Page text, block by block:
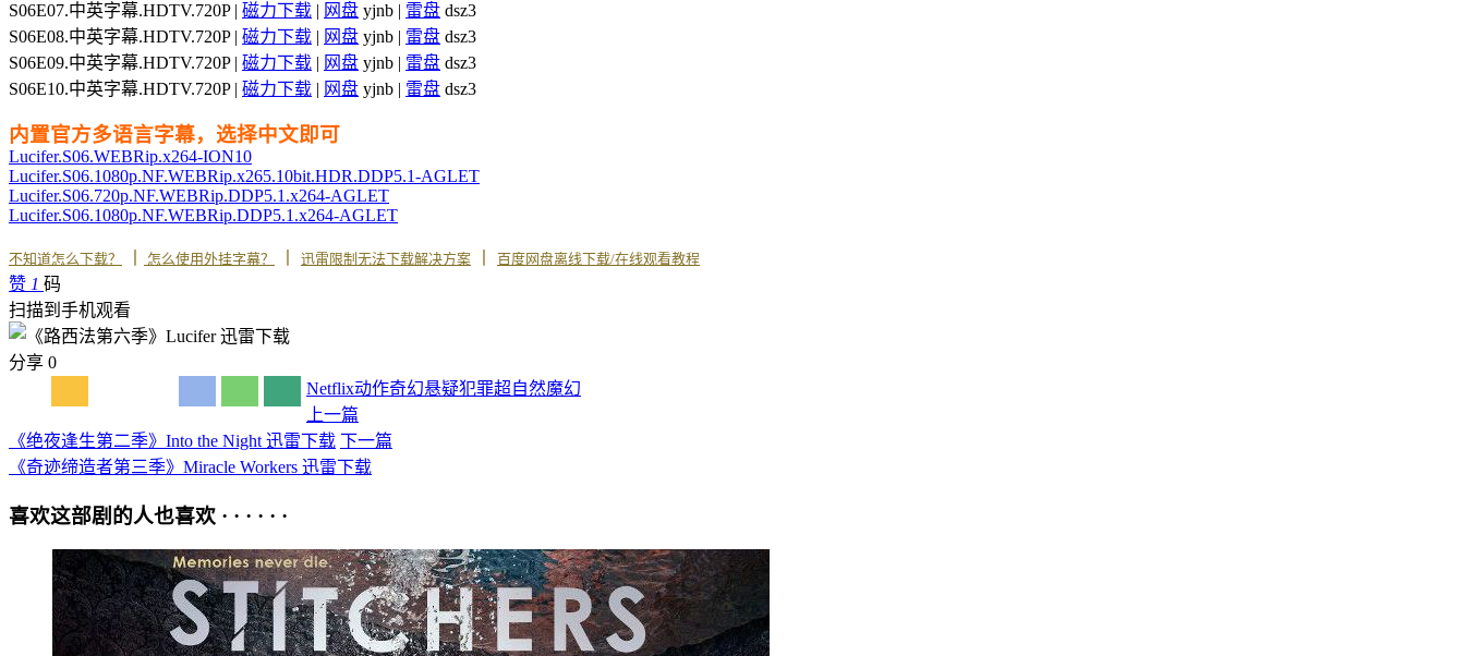
S06E07.中英字幕.HDTV.720P | 磁力下载 | 网盘 yjnb | 雷盘 dsz3
S06E08.中英字幕.HDTV.720P | 磁力下载 | 网盘 yjnb | 雷盘 dsz3
S06E09.中英字幕.HDTV.720P | 磁力下载 | 网盘 yjnb | 雷盘 dsz3
S06E10.中英字幕.HDTV.720P | 磁力下载 | 网盘 yjnb | 雷盘 dsz3
内置官方多语言字幕，选择中文即可
Lucifer.S06.WEBRip.x264-ION10
Lucifer.S06.1080p.NF.WEBRip.x265.10bit.HDR.DDP5.1-AGLET
Lucifer.S06.720p.NF.WEBRip.DDP5.1.x264-AGLET
Lucifer.S06.1080p.NF.WEBRip.DDP5.1.x264-AGLET
不知道怎么下载？ 怎么使用外挂字幕？ 迅雷限制无法下载解决方案 百度网盘离线下载/在线观看教程
赞 1 码
扫描到手机观看
分享 0
Netflix动作奇幻悬疑犯罪超自然魔幻
上一篇
《绝夜逢生第二季》Into the Night 迅雷下载 下一篇
《奇迹缔造者第三季》Miracle Workers 迅雷下载
喜欢这部剧的人也喜欢 · · · · · ·